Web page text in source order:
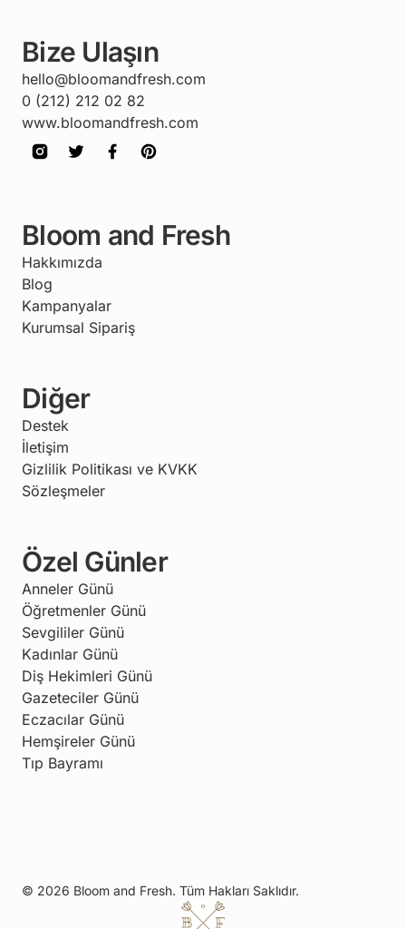
Bize Ulaşın
hello@bloomandfresh.com
0 (212) 212 02 82
www.bloomandfresh.com
Bloom and Fresh
Hakkımızda
Blog
Kampanyalar
Kurumsal Sipariş
Diğer
Destek
İletişim
Gizlilik Politikası ve KVKK
Sözleşmeler
Özel Günler
Anneler Günü
Öğretmenler Günü
Sevgililer Günü
Kadınlar Günü
Diş Hekimleri Günü
Gazeteciler Günü
Eczacılar Günü
Hemşireler Günü
Tıp Bayramı
© 2026 Bloom and Fresh. Tüm Hakları Saklıdır.